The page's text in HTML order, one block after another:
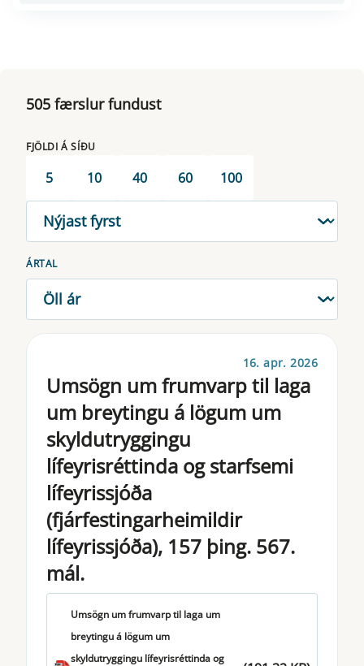
505 færslur fundust
FJÖLDI Á SÍÐU
5 10 40 60 100
RÖÐUN
ÁRTAL
16. apr. 2026
Umsögn um frumvarp til laga
um breytingu á lögum um
skyldutryggingu
lífeyrisréttinda og starfsemi
lífeyrissjóða
(fjárfestingarheimildir
lífeyrissjóða), 157 þing. 567.
mál.
Umsögn um frumvarp til laga um
breytingu á lögum um
skyldutryggingu lífeyrisréttinda og